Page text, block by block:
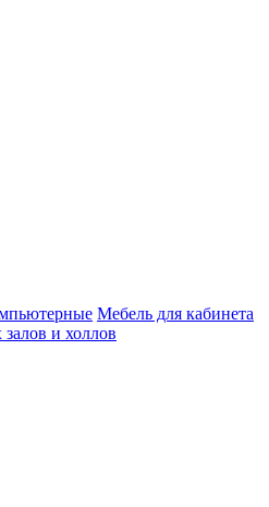
Мебель для кабинета
и холлов